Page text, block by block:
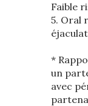
Faible
5. Oral
*
un
avec